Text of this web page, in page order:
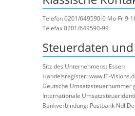
Telefon 0201/649590-0 Mo-Fr 9-
Telefax 0201/649590-99
Steuerdaten
Sitz des Unternehmens: Essen
Handelsregister: www.IT-
Deutsche Umsatzsteuernummer
Internationale
Bankverbindung: Postbank Ndl